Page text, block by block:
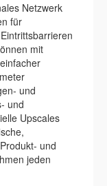
Netzwerk
für
mit
und
und
Upscales
und
jeden